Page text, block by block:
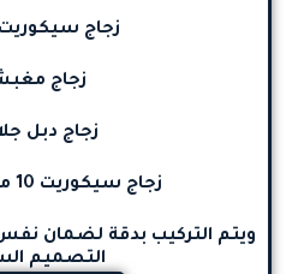
زجاج
زجاج
زجاج دبل
زجاج سيكوريت 10 ملم و12 ملم
ويتم التركيب بدقة لضمان
التصميم